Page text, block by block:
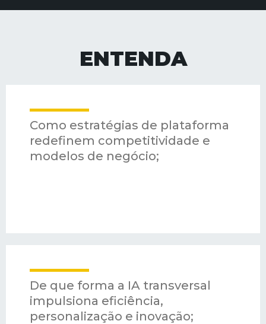
ENTENDA
Como estratégias de plataforma
redefinem competitividade e
modelos de negócio;
De que forma a IA transversal
impulsiona eficiência,
personalização e inovação;